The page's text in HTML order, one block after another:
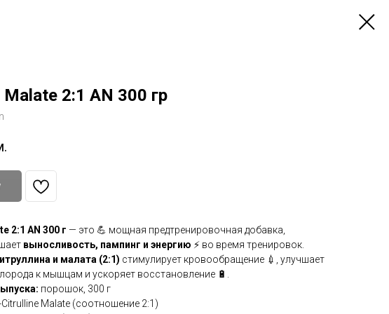
2:1 AN 300 гр
2:1 AN 300 г — это 💪 мощная предтренировочная добавка,
выносливость, пампинг и энергию ⚡ во время тренировок.
и малата (2:1) стимулирует кровообращение 💉, улучшает
к мышцам и ускоряет восстановление 🔋.
порошок, 300 г
Citrulline Malate (соотношение 2:1)